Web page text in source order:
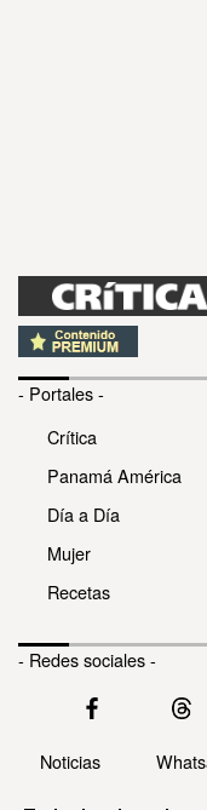
- Portales -
Crítica
Panamá América
Día a Día
Mujer
Recetas
- Redes sociales -
Noticias